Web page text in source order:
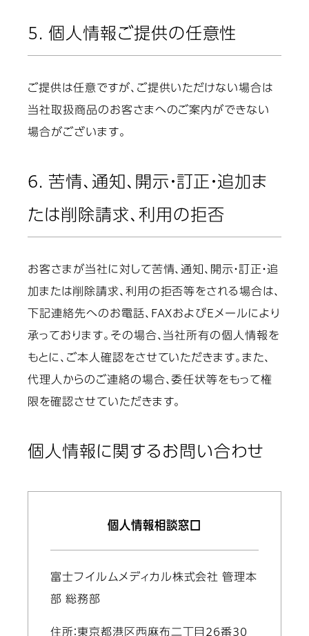
5. 個人情報ご提供の任意性
ご提供は任意ですが、ご提供いただけない場合は
当社取扱商品のお客さまへのご案内ができない
場合がございます。
6. 苦情、通知、開示・訂正・追加ま
たは削除請求、利用の拒否
お客さまが当社に対して苦情、通知、開示・訂正・追
加または削除請求、利用の拒否等をされる場合は、
下記連絡先へのお電話、FAXおよびEメールにより
承っております。その場合、当社所有の個人情報を
もとに、ご本人確認をさせていただきます。また、
代理人からのご連絡の場合、委任状等をもって権
限を確認させていただきます。
個人情報に関するお問い合わせ
個人情報相談窓口
富士フイルムメディカル株式会社 管理本
部 総務部
住所：東京都港区西麻布二丁目26番30